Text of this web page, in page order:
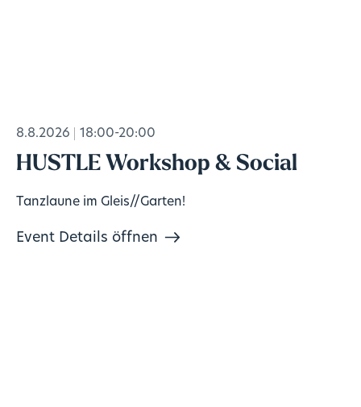
8.8.2026 18:00-20:00
HUSTLE Workshop & Social
Tanzlaune im Gleis//Garten!
Event Details öffnen